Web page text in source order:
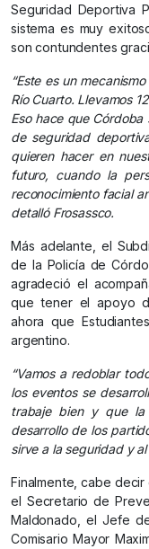
Seguridad Deportiva
sistema es muy
son contundentes
“Este es un
Río Cuarto. Llevamos
Eso hace que
de seguridad
quieren hacer en
futuro, cuando la
reconocimiento facial
detalló Frosassco.
Más adelante, el
de la Policía de
agradeció el
que tener el apoyo
ahora que
argentino.
“Vamos a redoblar
los eventos se
trabaje bien y que
desarrollo de los
sirve a la seguridad y
Finalmente, cabe
el Secretario de
Maldonado, el Jefe
Comisario Mayor